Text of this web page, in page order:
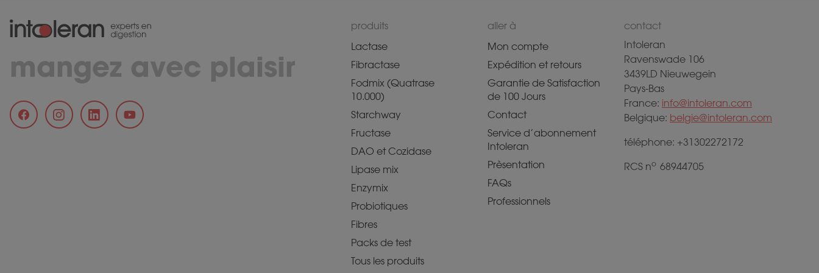
mangez avec plaisir
produits
Lactase
Fibractase
Fodmix (Quatrase
10.000)
Starchway
Fructase
DAO et Cozidase
Lipase mix
Enzymix
Probiotiques
Fibres
Packs de test
Tous les produits
aller à
Mon compte
Expédition et retours
Garantie de Satisfaction
de 100 Jours
Contact
Service d’abonnement
Intoleran
Prèsentation
FAQs
Professionnels
contact
Intoleran
Ravenswade 106
3439LD Nieuwegein
Pays-Bas
France: info@intoleran.com
Belgique: belgie@intoleran.com
téléphone: +31302272172
RCS no 68944705